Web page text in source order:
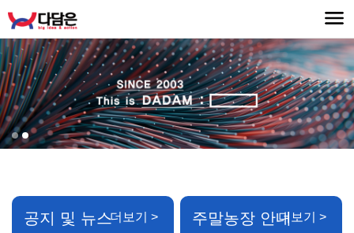
공지 및 뉴스더보기 > 주말농장 안내더보기 >